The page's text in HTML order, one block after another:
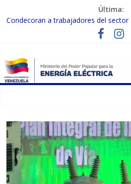
Última:
Condecoran a trabajadores del
labor tras el doble sismo del 24-J
Gobierno Nacional coordina acciones
Inspeccionan trabajos de
en Carabobo
Gobierno Nacional activa plan